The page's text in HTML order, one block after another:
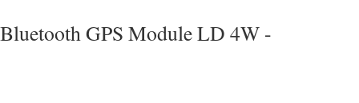
Bluetooth GPS Module LD 4W -